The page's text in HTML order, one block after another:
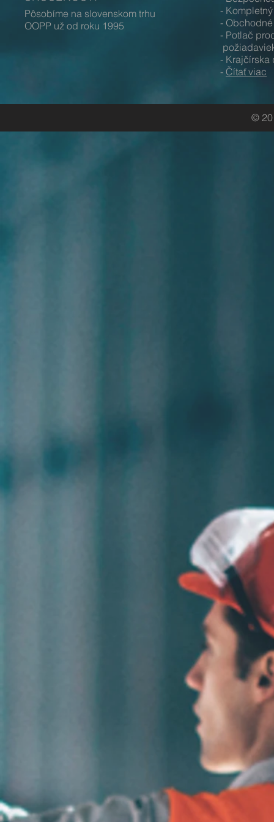
Pôsobíme na slovenskom trhu
OOPP už od roku 1995
-
-
- Potlač
- Krajčírska
- Čítať viac
©